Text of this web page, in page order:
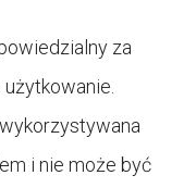
za
i nie może być